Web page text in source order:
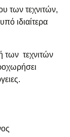
των τεχνιτών,
ιδιαίτερα
των τεχνιτών